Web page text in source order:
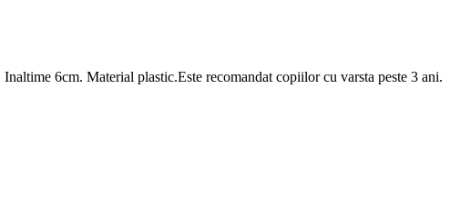
6cm. Material plastic.Este recomandat copiilor cu varsta peste 3 ani.